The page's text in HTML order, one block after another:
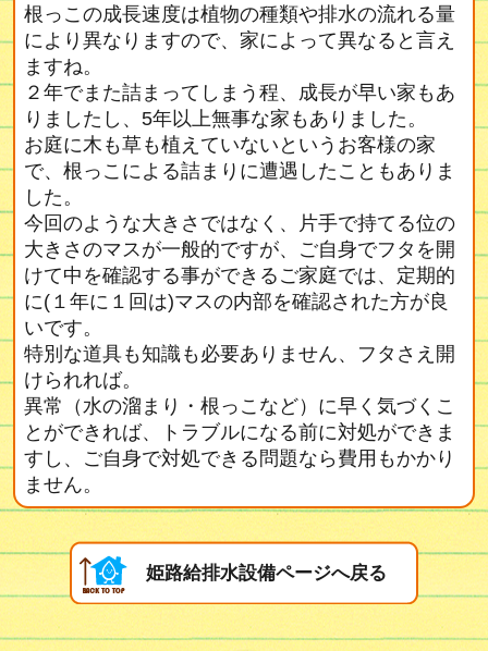
根っこの成長速度は植物の種類や排水の流れる量
により異なりますので、家によって異なると言え
ますね。
２年でまた詰まってしまう程、成長が早い家もあ
りましたし、5年以上無事な家もありました。
お庭に木も草も植えていないというお客様の家
で、根っこによる詰まりに遭遇したこともありま
した。
今回のような大きさではなく、片手で持てる位の
大きさのマスが一般的ですが、ご自身でフタを開
けて中を確認する事ができるご家庭では、定期的
に(１年に１回は)マスの内部を確認された方が良
いです。
特別な道具も知識も必要ありません、フタさえ開
けられれば。
異常（水の溜まり・根っこなど）に早く気づくこ
とができれば、トラブルになる前に対処ができま
すし、ご自身で対処できる問題なら費用もかかり
ません。
姫路給排水設備ページへ戻る